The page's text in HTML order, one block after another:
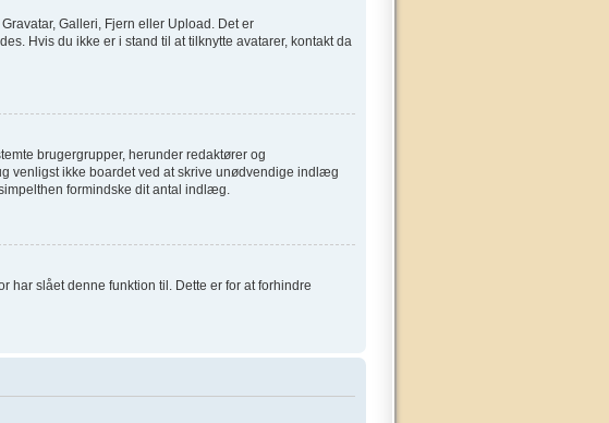
Galleri, Fjern eller Upload. Det er
Hvis du ikke er i stand til at tilknytte avatarer, kontakt da
brugergrupper, herunder redaktører og
venligst ikke boardet ved at skrive unødvendige indlæg
formindske dit antal indlæg.
har slået denne funktion til. Dette er for at forhindre